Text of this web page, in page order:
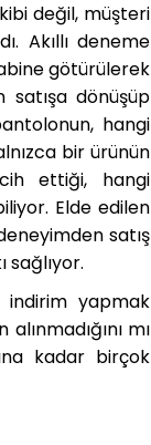
değil, müşteri
Akıllı deneme
götürülerek
dönüşüp
hangi
bir ürünün
ettiği, hangi
Elde edilen
satış
indirim yapmak
mı
kadar birçok